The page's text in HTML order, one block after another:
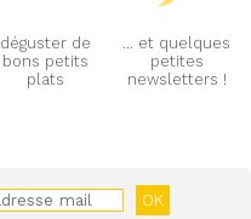
déguster de
bons petits
plats
... et quelques
petites
newsletters !